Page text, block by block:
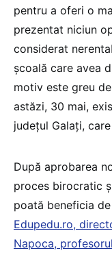
pentru a oferi o
prezentat niciun
considerat
școală care avea
motiv este greu
astăzi, 30 mai,
județul Galați,
După aprobarea
proces birocratic
poată beneficia
Edupedu.ro,
Napoca,